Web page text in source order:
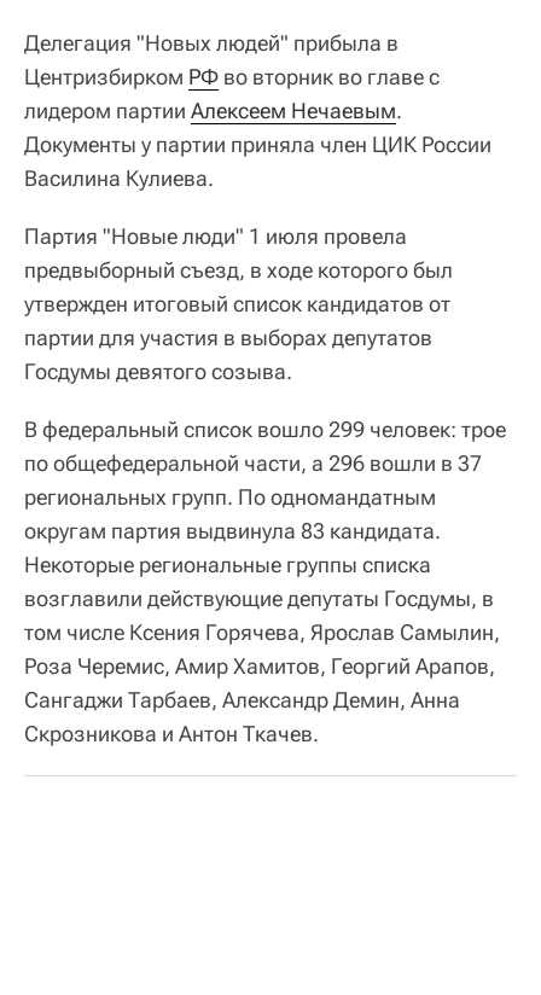
Делегация "Новых людей" прибыла в
Центризбирком РФ во вторник во главе с
лидером партии Алексеем Нечаевым.
Документы у партии приняла член ЦИК России
Василина Кулиева.
Партия "Новые люди" 1 июля провела
предвыборный съезд, в ходе которого был
утвержден итоговый список кандидатов от
партии для участия в выборах депутатов
Госдумы девятого созыва.
В федеральный список вошло 299 человек: трое
по общефедеральной части, а 296 вошли в 37
региональных групп. По одномандатным
округам партия выдвинула 83 кандидата.
Некоторые региональные группы списка
возглавили действующие депутаты Госдумы, в
том числе Ксения Горячева, Ярослав Самылин,
Роза Черемис, Амир Хамитов, Георгий Арапов,
Сангаджи Тарбаев, Александр Демин, Анна
Скрозникова и Антон Ткачев.